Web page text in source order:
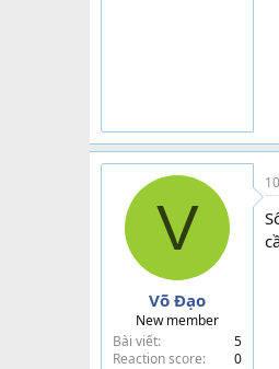
V
Võ Đạo
New member
Bài viết
5
Reaction score
0